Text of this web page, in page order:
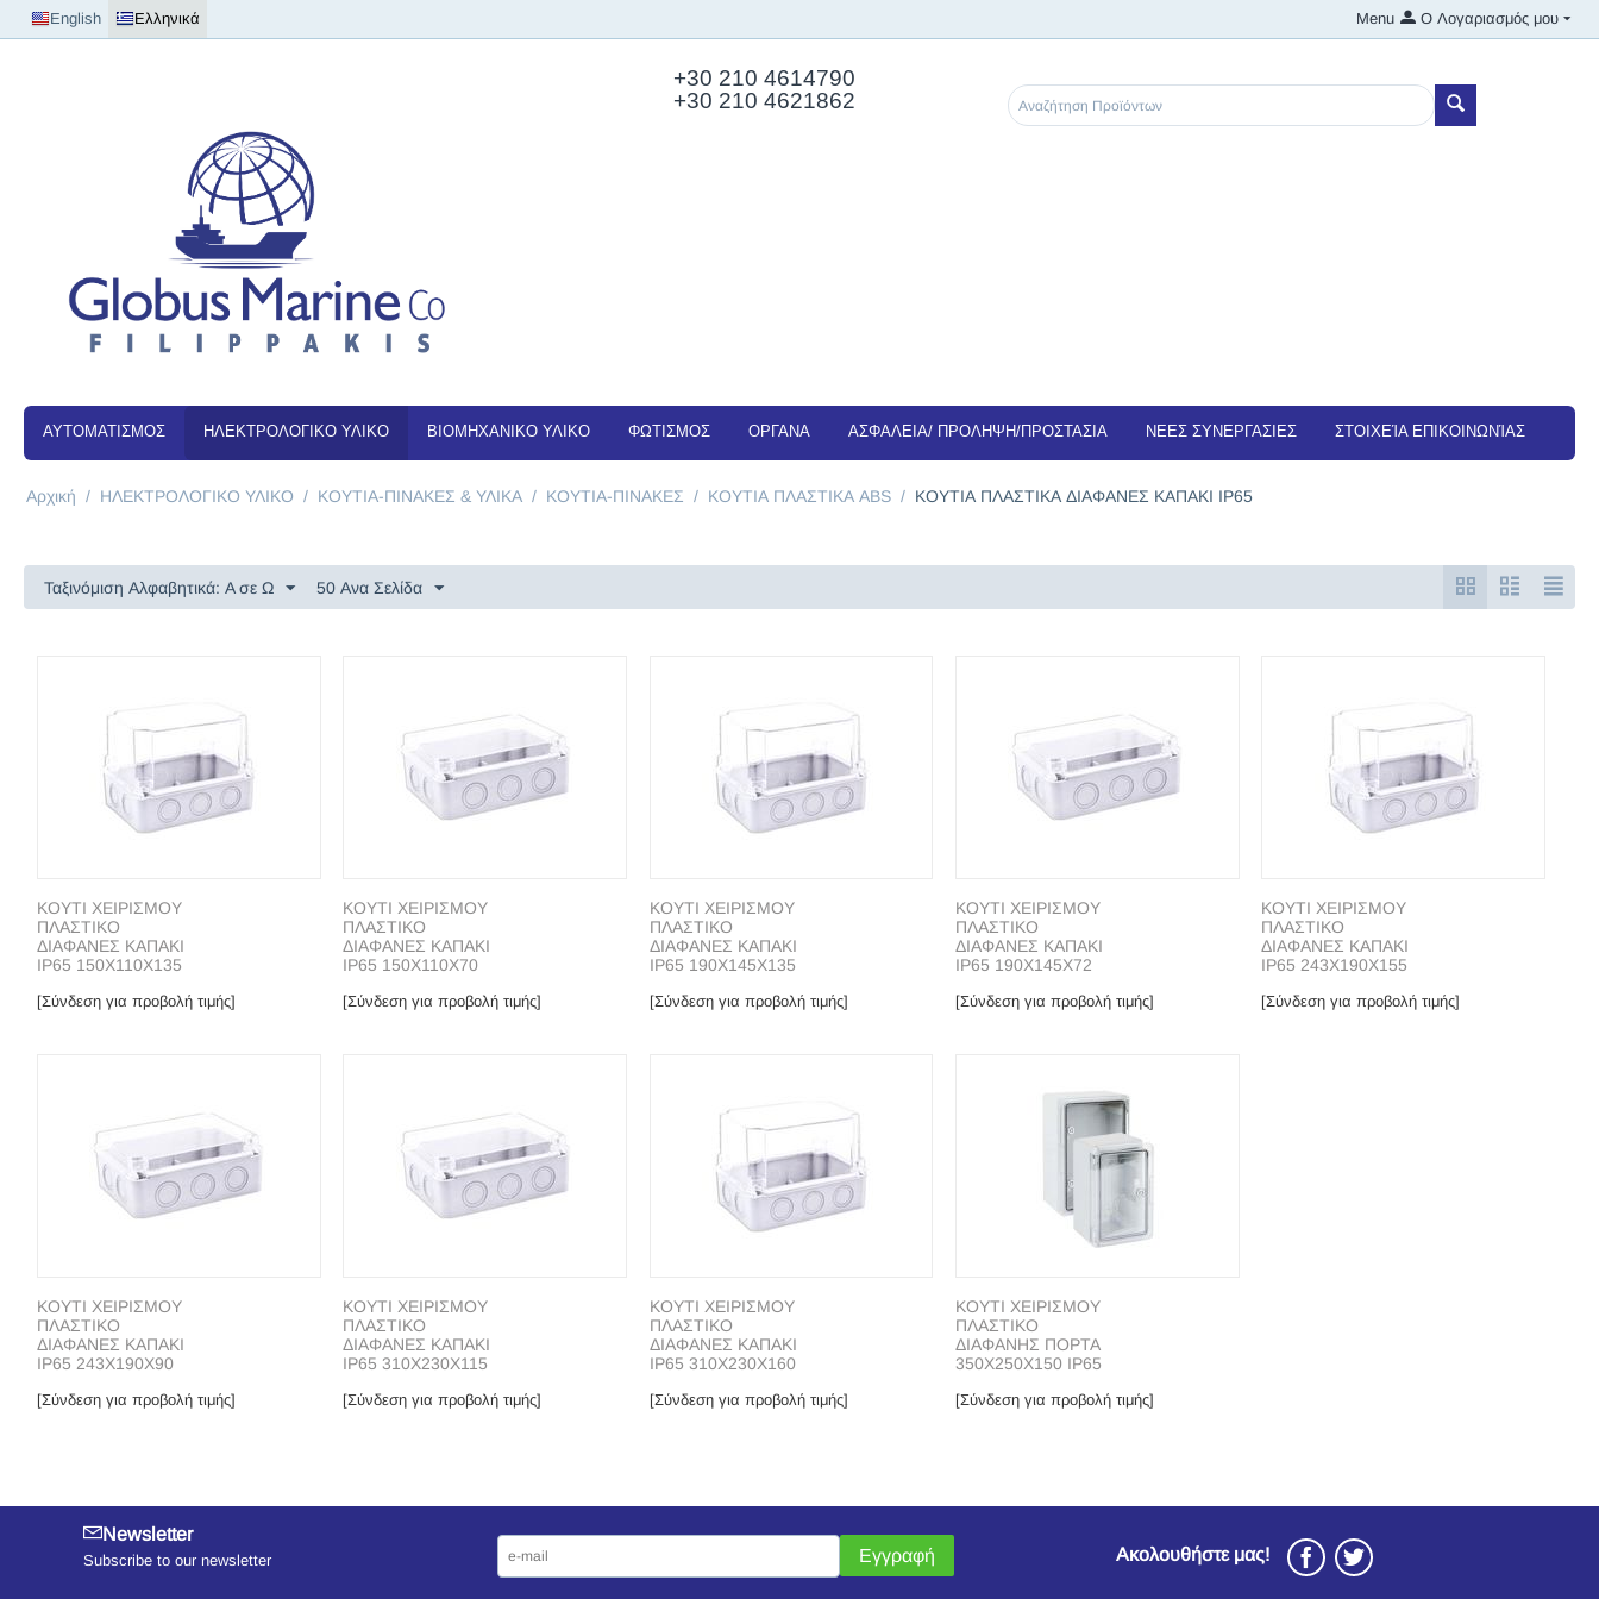
English Ελληνικά Ο Λογαριασμός μου
Menu
+30 210 4614790
+30 210 4621862
ΑΥΤΟΜΑΤΙΣΜΟΣ ΗΛΕΚΤΡΟΛΟΓΙΚΟ ΥΛΙΚΟ ΒΙΟΜΗΧΑΝΙΚΟ ΥΛΙΚΟ ΦΩΤΙΣΜΟΣ ΟΡΓΑΝΑ ΑΣΦΑΛΕΙΑ/ ΠΡΟΛΗΨΗ/ΠΡΟΣΤΑΣΙΑ NEEΣ ΣΥΝΕΡΓΑΣΙΕΣ ΣΤΟΙΧΕΊΑ ΕΠΙΚΟΙΝΩΝΊΑΣ
Αρχική / ΗΛΕΚΤΡΟΛΟΓΙΚΟ ΥΛΙΚΟ / ΚΟΥΤΙΑ-ΠΙΝΑΚΕΣ & ΥΛΙΚΑ / KOYTIA-ΠΙΝΑΚΕΣ / ΚΟΥΤΙΑ ΠΛΑΣΤΙΚΑ ABS / ΚΟΥΤΙΑ ΠΛΑΣΤΙΚΑ ΔΙΑΦΑΝΕΣ ΚΑΠΑΚΙ IP65
Ταξινόμιση Αλφαβητικά: A σε Ω 50 Ανα Σελίδα
ΚΟΥΤΙ ΧΕΙΡΙΣΜΟΥ
ΠΛΑΣΤΙΚΟ
ΔΙΑΦΑΝΕΣ ΚΑΠΑΚΙ
ΙP65 150Χ110Χ135
[Σύνδεση για προβολή τιμής]
ΚΟΥΤΙ ΧΕΙΡΙΣΜΟΥ
ΠΛΑΣΤΙΚΟ
ΔΙΑΦΑΝΕΣ ΚΑΠΑΚΙ
ΙP65 150Χ110Χ70
[Σύνδεση για προβολή τιμής]
ΚΟΥΤΙ ΧΕΙΡΙΣΜΟΥ
ΠΛΑΣΤΙΚΟ
ΔΙΑΦΑΝΕΣ ΚΑΠΑΚΙ
ΙP65 190X145X135
[Σύνδεση για προβολή τιμής]
ΚΟΥΤΙ ΧΕΙΡΙΣΜΟΥ
ΠΛΑΣΤΙΚΟ
ΔΙΑΦΑΝΕΣ ΚΑΠΑΚΙ
ΙP65 190X145X72
[Σύνδεση για προβολή τιμής]
ΚΟΥΤΙ ΧΕΙΡΙΣΜΟΥ
ΠΛΑΣΤΙΚΟ
ΔΙΑΦΑΝΕΣ ΚΑΠΑΚΙ
ΙP65 243X190X155
[Σύνδεση για προβολή τιμής]
ΚΟΥΤΙ ΧΕΙΡΙΣΜΟΥ
ΠΛΑΣΤΙΚΟ
ΔΙΑΦΑΝΕΣ ΚΑΠΑΚΙ
ΙP65 243X190X90
[Σύνδεση για προβολή τιμής]
ΚΟΥΤΙ ΧΕΙΡΙΣΜΟΥ
ΠΛΑΣΤΙΚΟ
ΔΙΑΦΑΝΕΣ ΚΑΠΑΚΙ
ΙP65 310X230X115
[Σύνδεση για προβολή τιμής]
ΚΟΥΤΙ ΧΕΙΡΙΣΜΟΥ
ΠΛΑΣΤΙΚΟ
ΔΙΑΦΑΝΕΣ ΚΑΠΑΚΙ
ΙP65 310X230X160
[Σύνδεση για προβολή τιμής]
ΚΟΥΤΙ ΧΕΙΡΙΣΜΟΥ
ΠΛΑΣΤΙΚΟ
ΔΙΑΦΑΝΗΣ ΠΟΡΤΑ
350Χ250Χ150 ΙP65
[Σύνδεση για προβολή τιμής]
Newsletter
Subscribe to our newsletter Εγγραφή Ακολουθήστε μας!